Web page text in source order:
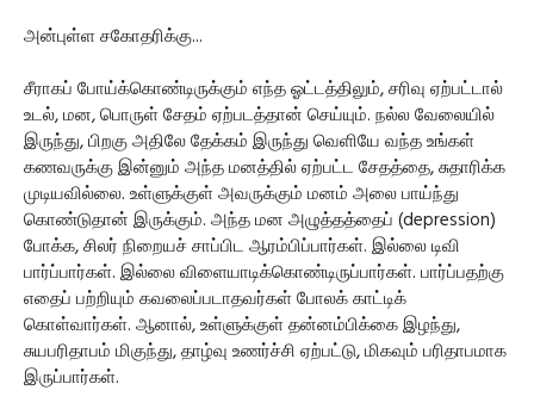
அன்புள்ள சகோதரிக்கு...
சீராகப் போய்க்கொண்டிருக்கும் எந்த ஓட்டத்திலும், சரிவு ஏற்பட்டால்
உடல், மன, பொருள் சேதம் ஏற்படத்தான் செய்யும். நல்ல வேலையில்
இருந்து, பிறகு அதிலே தேக்கம் இருந்து வெளியே வந்த உங்கள்
கணவருக்கு இன்னும் அந்த மனத்தில் ஏற்பட்ட சேதத்தை, சுதாரிக்க
முடியவில்லை. உள்ளுக்குள் அவருக்கும் மனம் அலை பாய்ந்து
கொண்டுதான் இருக்கும். அந்த மன அழுத்தத்தைப் (depression)
போக்க, சிலர் நிறையச் சாப்பிட ஆரம்பிப்பார்கள். இல்லை டிவி
பார்ப்பார்கள். இல்லை விளையாடிக்கொண்டிருப்பார்கள். பார்ப்பதற்கு
எதைப் பற்றியும் கவலைப்படாதவர்கள் போலக் காட்டிக்
கொள்வார்கள். ஆனால், உள்ளுக்குள் தன்னம்பிக்கை இழந்து,
சுயபரிதாபம் மிகுந்து, தாழ்வு உணர்ச்சி ஏற்பட்டு, மிகவும் பரிதாபமாக
இருப்பார்கள்.